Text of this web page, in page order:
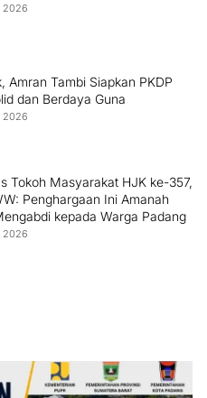
2026
Amran Tambi Siapkan PKDP
dan Berdaya Guna
2026
Tokoh Masyarakat HJK ke-357,
Penghargaan Ini Amanah
kepada Warga Padang
2026